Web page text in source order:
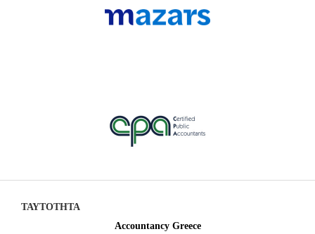
ΤΑΥΤΟΤΗΤΑ
Accountancy Greece